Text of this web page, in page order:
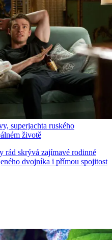
superjachta ruského
životě
rád skrývá zajímavé rodinné
dvojníka i přímou spojitost